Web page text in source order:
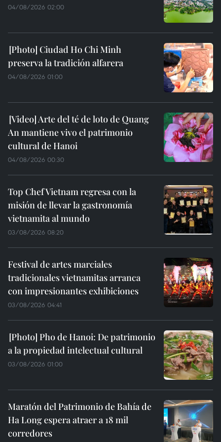
04/08/2026 02:00
Ciudad Ho Chi Minh
preserva la tradición alfarera
04/08/2026 01:00
Arte del té de loto de Quang
An mantiene vivo el patrimonio
cultural de Hanoi
04/08/2026 00:30
Top Chef Vietnam regresa con la
misión de llevar la gastronomía
vietnamita al mundo
03/08/2026 08:20
Festival de artes marciales
tradicionales vietnamitas arranca
con impresionantes exhibiciones
03/08/2026 04:41
Pho de Hanoi: De patrimonio
a la propiedad intelectual cultural
03/08/2026 01:00
Maratón del Patrimonio de Bahía de
Ha Long espera atraer a 18 mil
corredores